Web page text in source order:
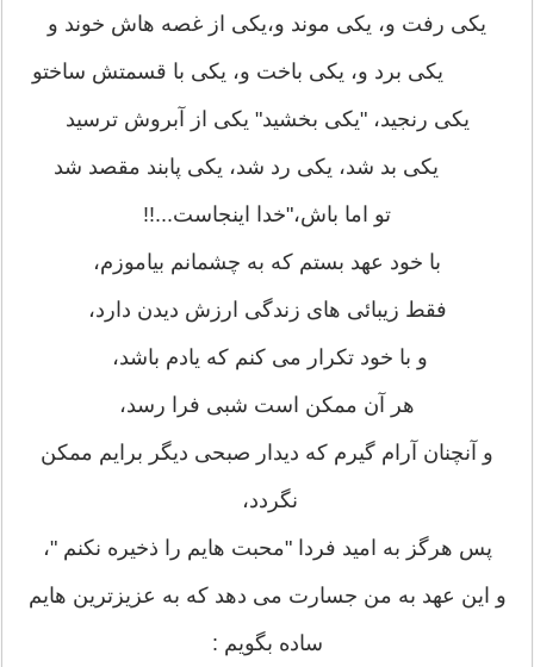
یکی رفت و، یکی موند و،یکی از غصه هاش خوند و
یکی برد و، یکی باخت و، یکی با قسمتش ساختو
یکی رنجید، "یکی بخشید" یکی از آبروش ترسید
یکی بد شد، یکی رد شد، یکی پابند مقصد شد
تو اما باش،"خدا اینجاست...!!
با خود عهد بستم که به چشمانم بیاموزم،
فقط زیبائی های زندگی ارزش دیدن دارد،
و با خود تکرار می کنم که یادم باشد،
هر آن ممکن است شبی فرا رسد،
و آنچنان آرام گیرم که دیدار صبحی دیگر برایم ممکن
نگردد،
پس هرگز به امید فردا "محبت هایم را ذخیره نکنم "،
و این عهد به من جسارت می دهد که به عزیزترین هایم
ساده بگویم :